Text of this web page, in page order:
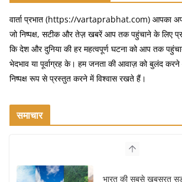
वार्ता प्रभात (https://vartaprabhat.com) आपका
जो निष्पक्ष, सटीक और तेज़ खबरें आप तक पहुंचाने के लिए
कि देश और दुनिया की हर महत्वपूर्ण घटना को आप तक
भेदभाव या पूर्वाग्रह के। हम जनता की आवाज़ को बुलंद
निष्पक्ष रूप से प्रस्तुत करने में विश्वास रखते हैं।
समाचार
भारत की सबसे खूबसूरत